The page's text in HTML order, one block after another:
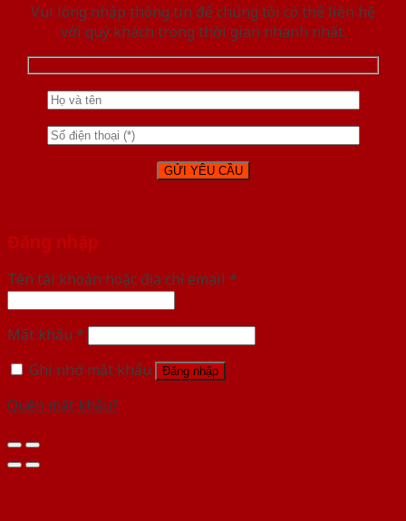
Vui lòng nhập thông tin để chúng tôi có thể liên hệ
với quý khách trong thời gian nhanh nhất.
Đăng nhập
Tên tài khoản hoặc địa chỉ email *
Mật khẩu *
Ghi nhớ mật khẩu
Đăng nhập
Quên mật khẩu?